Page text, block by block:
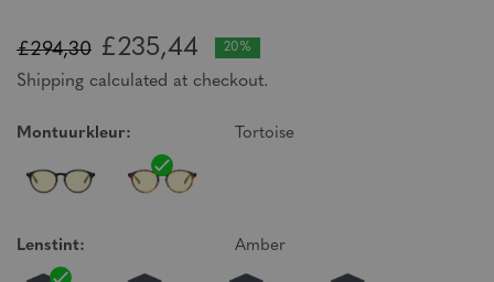
£294,30 £235,44 20%
Shipping calculated at checkout.
Montuurkleur: Tortoise
Lenstint: Amber